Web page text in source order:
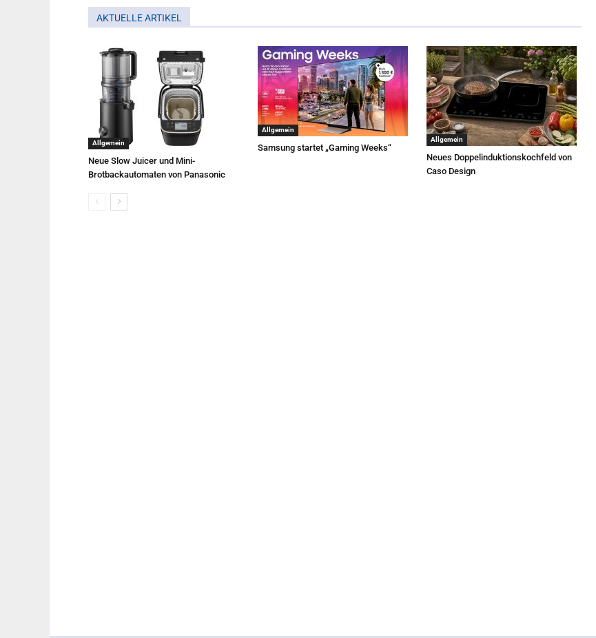
AKTUELLE ARTIKEL
Allgemein
Neue Slow Juicer und Mini-
Brotbackautomaten von Panasonic
Allgemein
Samsung startet „Gaming Weeks“
Allgemein
Neues Doppelinduktionskochfeld von
Caso Design